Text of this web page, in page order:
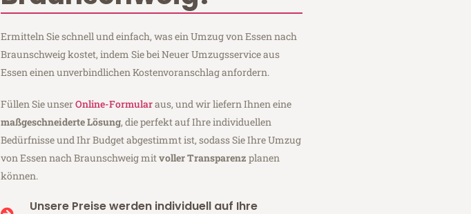
Ermitteln Sie schnell und einfach, was ein Umzug von Essen nach
Braunschweig kostet, indem Sie bei Neuer Umzugsservice aus
Essen einen unverbindlichen Kostenvoranschlag anfordern.
Füllen Sie unserOnline-Formularaus, und wir liefern Ihnen eine
maßgeschneiderte Lösung, die perfekt auf Ihre individuellen
Bedürfnisse und Ihr Budget abgestimmt ist, sodass Sie Ihre Umzug
von Essen nach Braunschweig mitvoller Transparenz planen
können.
Unsere Preise werden individuell auf Ihre